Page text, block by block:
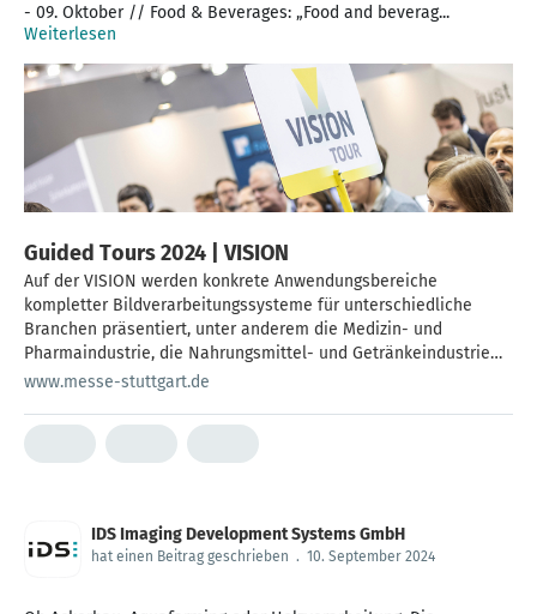
- 09. Oktober // Food & Beverages: „Food and beverag...
Weiterlesen
Guided Tours 2024 | VISION
Auf der VISION werden konkrete Anwendungsbereiche
kompletter Bildverarbeitungssysteme für unterschiedliche
Branchen präsentiert, unter anderem die Medizin- und
Pharmaindustrie, die Nahrungsmittel- und Getränkeindustrie
und die Logistik. Im Rahmen geführter Touren erhalten Sie
www.messe-stuttgart.de
IDS Imaging Development Systems GmbH
hat einen Beitrag geschrieben . 10. September 2024